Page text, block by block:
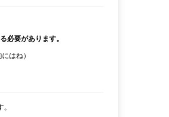
必要があります。
はね）